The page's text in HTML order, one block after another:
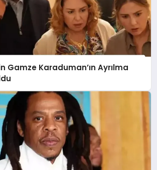
Gamze Karaduman’ın Ayrılma